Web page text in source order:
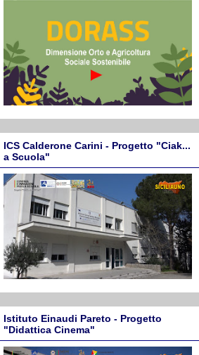
ICS Calderone Carini - Progetto "Ciak...
a Scuola"
Istituto Einaudi Pareto - Progetto
"Didattica Cinema"